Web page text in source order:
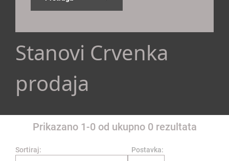
Stanovi Crvenka
prodaja
Prikazano 1-0 od ukupno 0 rezultata
Postavka:
Sortiraj: